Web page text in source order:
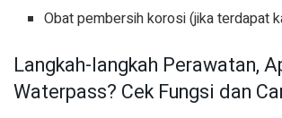
Obat pembersih korosi (jika terdapat
Langkah-langkah Perawatan,
Waterpass? Cek Fungsi dan